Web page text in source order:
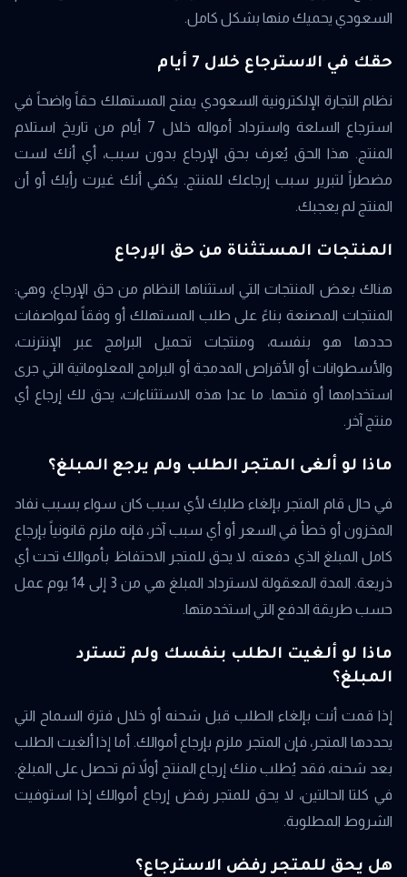
السعودي يحميك منها بشكل كامل.
حقك في الاسترجاع خلال 7 أيام
نظام التجارة الإلكترونية السعودي يمنح المستهلك حقاً واضحاً في
استرجاع السلعة واسترداد أمواله خلال 7 أيام من تاريخ استلام
المنتج. هذا الحق يُعرف بحق الإرجاع بدون سبب، أي أنك لست
مضطراً لتبرير سبب إرجاعك للمنتج. يكفي أنك غيرت رأيك أو أن
المنتج لم يعجبك.
المنتجات المستثناة من حق الإرجاع
هناك بعض المنتجات التي استثناها النظام من حق الإرجاع، وهي:
المنتجات المصنعة بناءً على طلب المستهلك أو وفقاً لمواصفات
حددها هو بنفسه، ومنتجات تحميل البرامج عبر الإنترنت،
والأسطوانات أو الأقراص المدمجة أو البرامج المعلوماتية التي جرى
استخدامها أو فتحها. ما عدا هذه الاستثناءات، يحق لك إرجاع أي
منتج آخر.
ماذا لو ألغى المتجر الطلب ولم يرجع المبلغ؟
في حال قام المتجر بإلغاء طلبك لأي سبب كان سواء بسبب نفاد
المخزون أو خطأ في السعر أو أي سبب آخر، فإنه ملزم قانونياً بإرجاع
كامل المبلغ الذي دفعته. لا يحق للمتجر الاحتفاظ بأموالك تحت أي
ذريعة. المدة المعقولة لاسترداد المبلغ هي من 3 إلى 14 يوم عمل
حسب طريقة الدفع التي استخدمتها.
ماذا لو ألغيت الطلب بنفسك ولم تسترد
المبلغ؟
إذا قمت أنت بإلغاء الطلب قبل شحنه أو خلال فترة السماح التي
يحددها المتجر، فإن المتجر ملزم بإرجاع أموالك. أما إذا ألغيت الطلب
بعد شحنه، فقد يُطلب منك إرجاع المنتج أولاً ثم تحصل على المبلغ.
في كلتا الحالتين، لا يحق للمتجر رفض إرجاع أموالك إذا استوفيت
الشروط المطلوبة.
هل يحق للمتجر رفض الاسترجاع؟